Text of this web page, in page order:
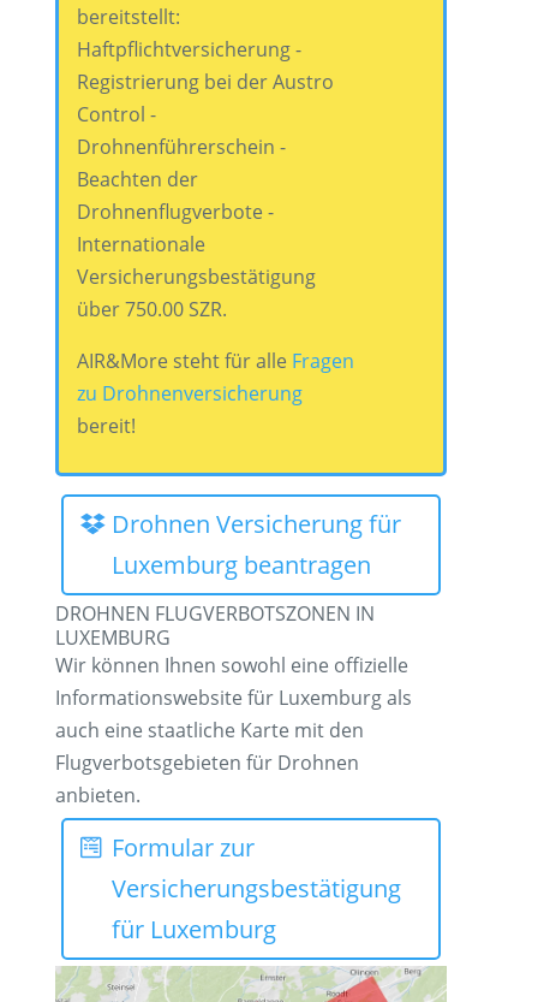
bereitstellt:
Haftpflichtversicherung -
Registrierung bei der Austro
Control -
Drohnenführerschein -
Beachten der
Drohnenflugverbote -
Internationale
Versicherungsbestätigung
über 750.00 SZR.
AIR&More steht für alle Fragen
zu Drohnenversicherung
bereit!
Drohnen Versicherung für
Luxemburg beantragen
DROHNEN FLUGVERBOTSZONEN IN
LUXEMBURG
Wir können Ihnen sowohl eine offizielle
Informationswebsite für Luxemburg als
auch eine staatliche Karte mit den
Flugverbotsgebieten für Drohnen
anbieten.
Formular zur
Versicherungsbestätigung
für Luxemburg